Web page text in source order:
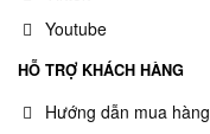
Youtube
HỖ TRỢ KHÁCH HÀNG
Hướng dẫn mua hàng